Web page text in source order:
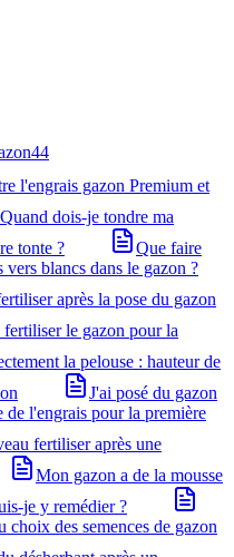
44
l'engrais gazon Premium et
Quand dois-je tondre ma
tonte ?
Que faire
vers blancs dans le gazon ?
après la pose du gazon
le gazon pour la
la pelouse : hauteur de
J'ai posé du gazon
de l'engrais pour la première
fertiliser après une
Mon gazon a de la mousse
je y remédier ?
des semences de gazon